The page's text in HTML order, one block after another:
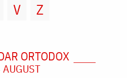
V Z
ORTODOX
AUGUST